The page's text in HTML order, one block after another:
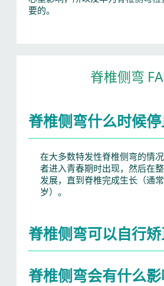
要的。
脊椎侧弯
脊椎侧弯什么时候停
在大多数特发性脊椎侧弯的情
者进入青春期时出现，然后在
发展，直到脊椎完成生长（通
岁）。
脊椎侧弯可以自行矫
脊椎侧弯会有什么影